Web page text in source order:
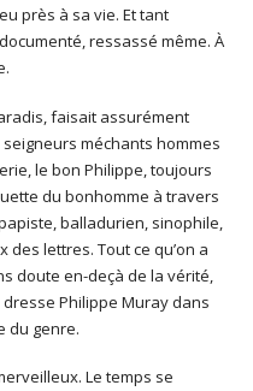
près à sa vie. Et tant
ressassé même. À
faisait assurément
méchants hommes
le bon Philippe, toujours
du bonhomme à travers
balladurien, sinophile,
des lettres. Tout ce qu’on a
doute en-deçà de la vérité,
Philippe Muray dans
du genre.
Le temps se